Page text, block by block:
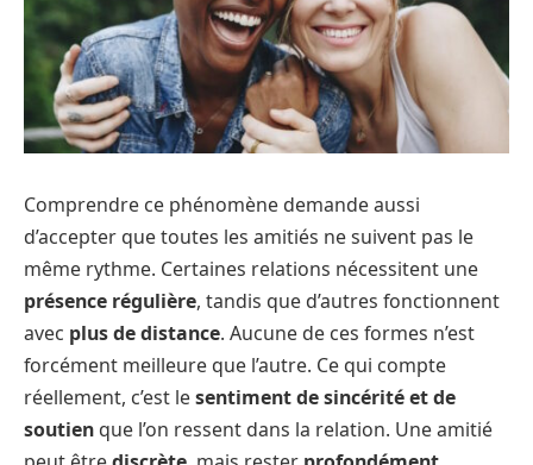
Comprendre ce phénomène demande aussi
d’accepter que toutes les amitiés ne suivent pas le
même rythme. Certaines relations nécessitent une
présence régulière, tandis que d’autres fonctionnent
avec plus de distance. Aucune de ces formes n’est
forcément meilleure que l’autre. Ce qui compte
réellement, c’est lesentiment de sincérité et de
soutien que l’on ressent dans la relation. Une amitié